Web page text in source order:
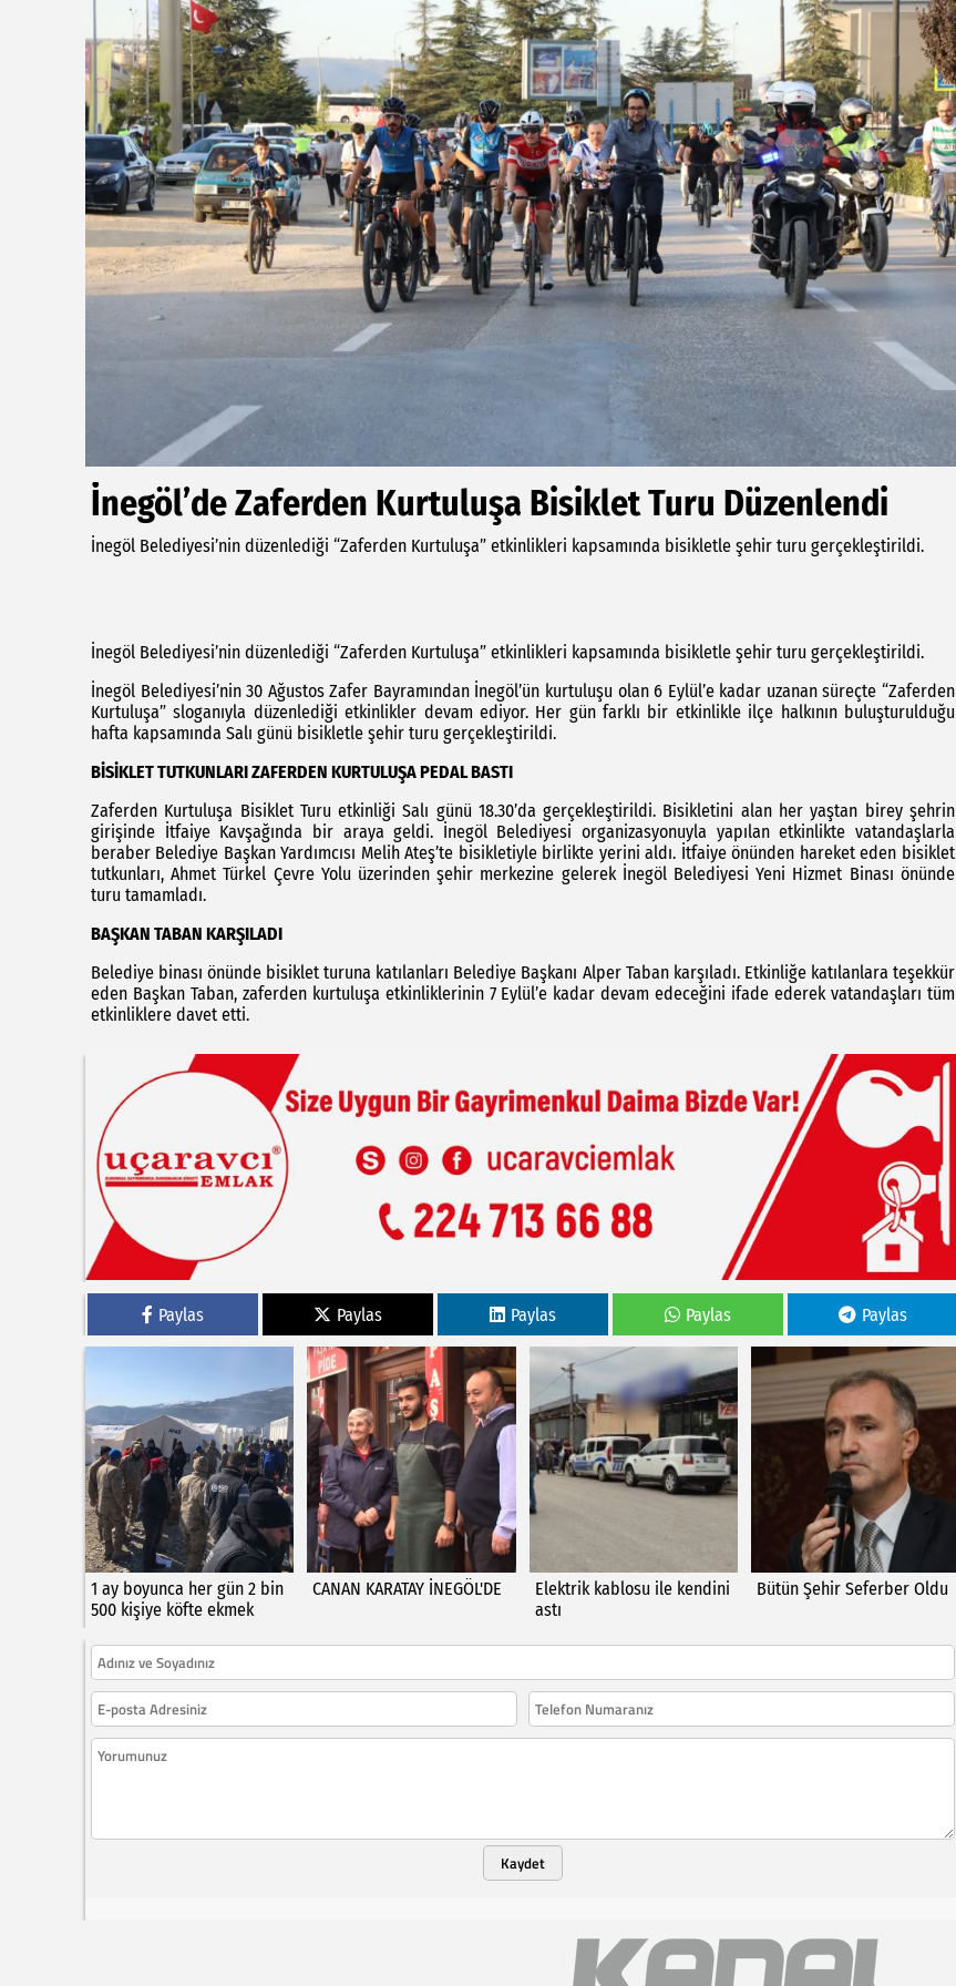
İnegöl’de Zaferden Kurtuluşa Bisiklet Turu Düzenlendi
İnegöl Belediyesi’nin düzenlediği “Zaferden Kurtuluşa” etkinlikleri kapsamında bisikletle şehir turu gerçekleştirildi.
İnegöl Belediyesi’nin düzenlediği “Zaferden Kurtuluşa” etkinlikleri kapsamında bisikletle şehir turu gerçekleştirildi.
İnegöl Belediyesi’nin 30 Ağustos Zafer Bayramından İnegöl’ün kurtuluşu olan 6 Eylül’e kadar uzanan süreçte “Zaferden
Kurtuluşa” sloganıyla düzenlediği etkinlikler devam ediyor. Her gün farklı bir etkinlikle ilçe halkının buluşturulduğu
hafta kapsamında Salı günü bisikletle şehir turu gerçekleştirildi.
BİSİKLET TUTKUNLARI ZAFERDEN KURTULUŞA PEDAL BASTI
Zaferden Kurtuluşa Bisiklet Turu etkinliği Salı günü 18.30’da gerçekleştirildi. Bisikletini alan her yaştan birey şehrin
girişinde İtfaiye Kavşağında bir araya geldi. İnegöl Belediyesi organizasyonuyla yapılan etkinlikte vatandaşlarla
beraber Belediye Başkan Yardımcısı Melih Ateş’te bisikletiyle birlikte yerini aldı. İtfaiye önünden hareket eden bisiklet
tutkunları, Ahmet Türkel Çevre Yolu üzerinden şehir merkezine gelerek İnegöl Belediyesi Yeni Hizmet Binası önünde
turu tamamladı.
BAŞKAN TABAN KARŞILADI
Belediye binası önünde bisiklet turuna katılanları Belediye Başkanı Alper Taban karşıladı. Etkinliğe katılanlara teşekkür
eden Başkan Taban, zaferden kurtuluşa etkinliklerinin 7 Eylül’e kadar devam edeceğini ifade ederek vatandaşları tüm
etkinliklere davet etti.
Paylas Paylas Paylas Paylas Paylas
1 ay boyunca her gün 2 bin
500 kişiye köfte ekmek
CANAN KARATAY İNEGÖL'DE
Elektrik kablosu ile kendini
astı
Bütün Şehir Seferber Oldu
Kaydet